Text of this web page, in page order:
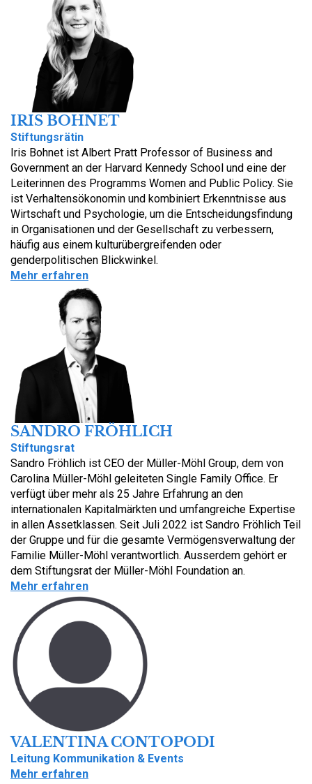
IRIS BOHNET
Stiftungsrätin
Iris Bohnet ist Albert Pratt Professor of Business and
Government an der Harvard Kennedy School und eine der
Leiterinnen des Programms Women and Public Policy. Sie
ist Verhaltensökonomin und kombiniert Erkenntnisse aus
Wirtschaft und Psychologie, um die Entscheidungsfindung
in Organisationen und der Gesellschaft zu verbessern,
häufig aus einem kulturübergreifenden oder
genderpolitischen Blickwinkel.
Mehr erfahren
SANDRO FRÖHLICH
Stiftungsrat
Sandro Fröhlich ist CEO der Müller-Möhl Group, dem von
Carolina Müller-Möhl geleiteten Single Family Office. Er
verfügt über mehr als 25 Jahre Erfahrung an den
internationalen Kapitalmärkten und umfangreiche Expertise
in allen Assetklassen. Seit Juli 2022 ist Sandro Fröhlich Teil
der Gruppe und für die gesamte Vermögensverwaltung der
Familie Müller-Möhl verantwortlich. Ausserdem gehört er
dem Stiftungsrat der Müller-Möhl Foundation an.
Mehr erfahren
VALENTINA CONTOPODI
Leitung Kommunikation & Events
Mehr erfahren